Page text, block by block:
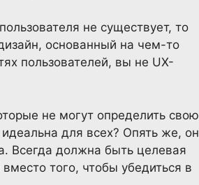
не существует, то
основанный на чем-то
пользователей, вы не UX-
не могут определить свою
для всех? Опять же, он
Всегда должна быть целевая
того, чтобы убедиться в